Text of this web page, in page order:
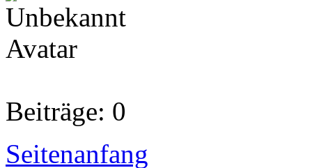
Beiträge: 0
Seitenanfang